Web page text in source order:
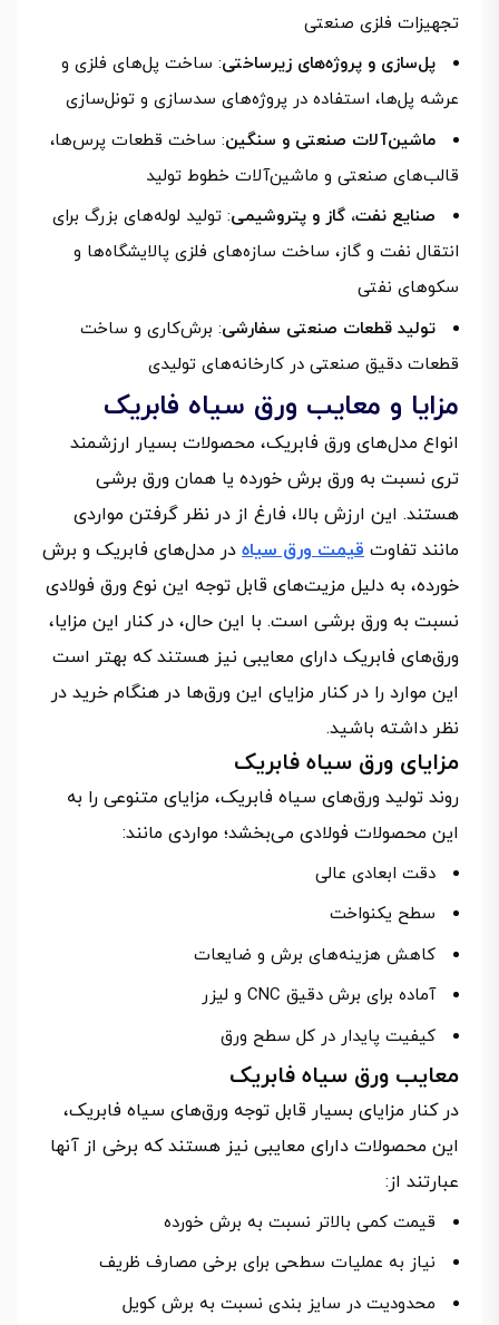
تجهیزات فلزی صنعتی
پل‌سازی و پروژه‌های زیرساختی: ساخت پل‌های فلزی و
عرشه پل‌ها، استفاده در پروژه‌های سدسازی و تونل‌سازی
ماشین‌آلات صنعتی و سنگین: ساخت قطعات پرس‌ها،
قالب‌های صنعتی و ماشین‌آلات خطوط تولید
صنایع نفت، گاز و پتروشیمی: تولید لوله‌های بزرگ برای
انتقال نفت و گاز، ساخت سازه‌های فلزی پالایشگاه‌ها و
سکوهای نفتی
تولید قطعات صنعتی سفارشی: برش‌کاری و ساخت
قطعات دقیق صنعتی در کارخانه‌های تولیدی
مزایا و معایب ورق سیاه فابریک
انواع مدل‌های ورق فابریک، محصولات بسیار ارزشمند
تری نسبت به ورق برش خورده یا همان ورق برشی
هستند. این ارزش بالا، فارغ از در نظر گرفتن مواردی
مانند تفاوت قیمت ورق سیاه در مدل‌های فابریک و برش
خورده، به دلیل مزیت‌های قابل توجه این نوع ورق فولادی
نسبت به ورق برشی است. با این حال، در کنار این مزایا،
ورق‌های فابریک دارای معایبی نیز هستند که بهتر است
این موارد را در کنار مزایای این ورق‌ها در هنگام خرید در
نظر داشته باشید.
مزایای ورق سیاه فابریک
روند تولید ورق‌های سیاه فابریک، مزایای متنوعی را به
این محصولات فولادی می‌بخشد؛ مواردی مانند:
دقت ابعادی عالی
سطح یکنواخت
کاهش هزینه‌های برش و ضایعات
آماده برای برش دقیق CNC و لیزر
کیفیت پایدار در کل سطح ورق
معایب ورق سیاه فابریک
در کنار مزایای بسیار قابل توجه ورق‌های سیاه فابریک،
این محصولات دارای معایبی نیز هستند که برخی از آنها
عبارتند از:
قیمت کمی بالاتر نسبت به برش خورده
نیاز به عملیات سطحی برای برخی مصارف ظریف
محدودیت در سایز بندی نسبت به برش کویل